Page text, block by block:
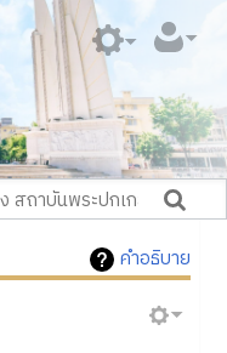
คำอธิบาย